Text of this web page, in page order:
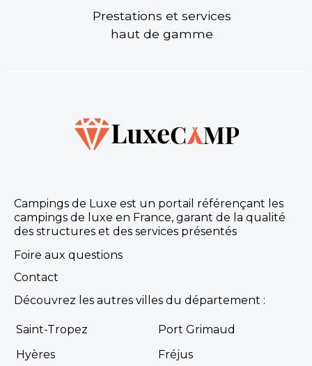
Prestations et services
haut de gamme
Campings de Luxe est un portail référençant les
campings de luxe en France, garant de la qualité
des structures et des services présentés
Foire aux questions
Contact
Découvrez les autres villes du département :
Saint-Tropez
Port Grimaud
Hyères
Fréjus